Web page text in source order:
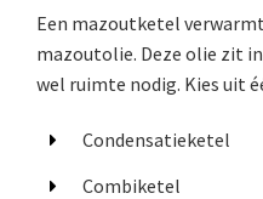
Een mazoutketel
mazoutolie. Deze olie zit
wel ruimte nodig. Kies uit
Condensatieketel
Combiketel